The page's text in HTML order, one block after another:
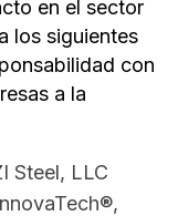
en el sector
los siguientes
con
a la
Steel, LLC